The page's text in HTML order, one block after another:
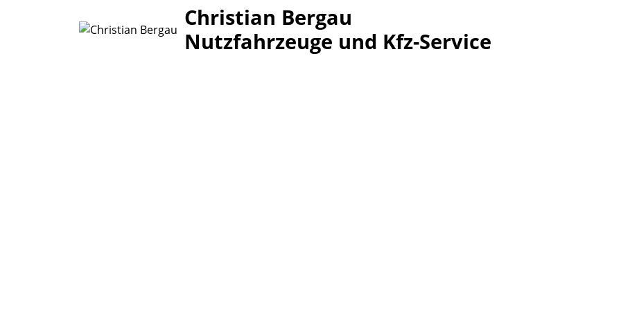
Christian Bergau
Nutzfahrzeuge und Kfz-Service